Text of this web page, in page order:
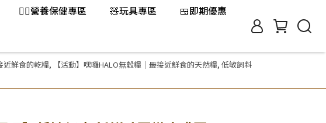
👨‍⚕️營養保健專區 🧸玩具專區
🍱即期優惠
近鮮食的乾糧, 【活動】嘿囉HALO無穀糧｜最接近鮮食的天然糧, 低敏飼料